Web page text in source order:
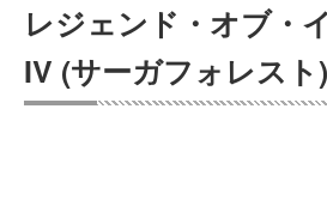
購入管理
Myシェルフ
レジェンド・オブ・
IV (サーガフォレスト)